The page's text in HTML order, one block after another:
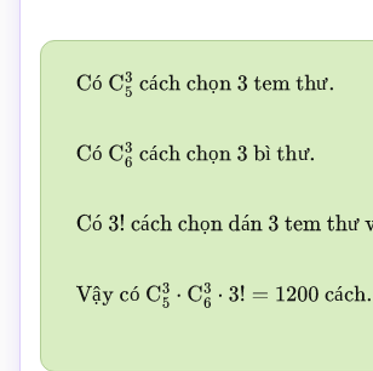
ó á ọ ư
Có C53 cách chọn3 tem thư.
ó á ọ ì ư
Có C63 cách chọn3 bì thư.
ó á ọ á ư
Có 3!cách chọn dán 3tem thư
ậ ó á
Vậy có C53 C63 3!= 1200cách.